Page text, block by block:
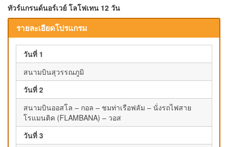
ทัวร์แกรนด์นอร์เวย์ โลโฟเทน 12 วัน
รายละเอียดโปรแกรม
วันที่ 1
สนามบินสุวรรณภูมิ
วันที่ 2
สนามบินออสโล – กอล – ชมท่าเรือฟลัม – นั่งรถไฟสาย
โรแมนติค (FLAMBANA) – วอส
วันที่ 3